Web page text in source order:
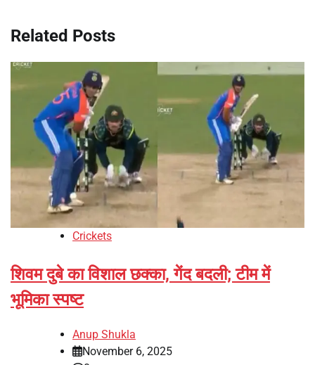
Related Posts
Crickets
शिवम दुबे का विशाल छक्का, गेंद बदली; टीम में
भूमिका स्पष्ट
Anup Shukla
November 6, 2025